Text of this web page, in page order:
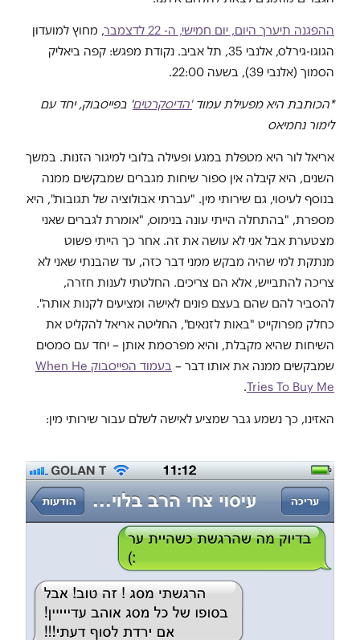
ההפגנה תיערך היום, יום חמישי, ה- 22 לדצמבר
, מחוץ למועדון
הגוגו-גירלס, אלנבי 35, תל אביב. נקודת מפגש: קפה ביאליק
הסמוך (אלנבי 39), בשעה 22:00.
*הכותבת היא מפעילת עמוד'הדיסקרטים ' בפייסבוק, יחד עם
לימור נחמיאס
אריאל לור היא מטפלת במגע ופעילה בלובי למיגור הזנות. במשך
השנים, היא קיבלה אין ספור שיחות מגברים שמבקשים ממנה
בנוסף לעיסוי, גם שירותי מין. "עברתי אבולוציה של תגובות", היא
מספרת, "בהתחלה הייתי עונה בנימוס, "אומרת לגברים שאני
מצטערת אבל אני לא עושה את זה. אחר כך הייתי פשוט
מנתקת למי שהיה מבקש ממני דבר כזה, עד שהבנתי שאני לא
צריכה להתבייש, אלא הם צריכים. החלטתי לענות חזרה,
להסביר להם שהם בעצם פונים לאישה ומציעים לקנות אותה".
כחלק מפרוקייט "באות לזנאים", החליטה אריאל להקליט את
השיחות שהיא מקבלת, והיא מפרסמת אותן – יחד עם סמסים
שמבקשים ממנה את אותו דבר –
בעמוד הפייסבוק When He
Tries To Buy Me
.
האזינו, כך נשמע גבר שמציע לאישה לשלם עבור שירותי מין: